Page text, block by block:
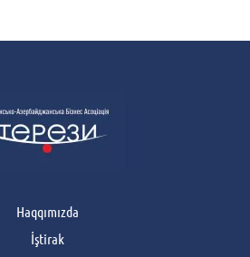
Haqqımızda
İştirak